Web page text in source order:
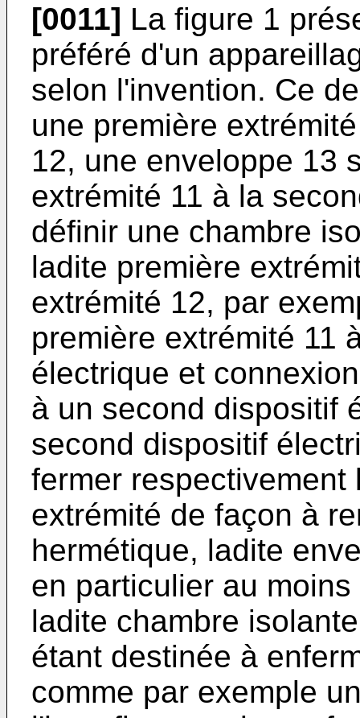
[0011] La figure 1
préféré d'un
selon l'invention. Ce
une première
12, une enveloppe 13
extrémité 11 à la
définir une chambre
ladite première
extrémité 12, par
première extrémité 11
électrique et
à un second dispositif
second dispositif
fermer
extrémité de façon à
hermétique, ladite
en particulier au
ladite chambre
étant destinée à
comme par exemple